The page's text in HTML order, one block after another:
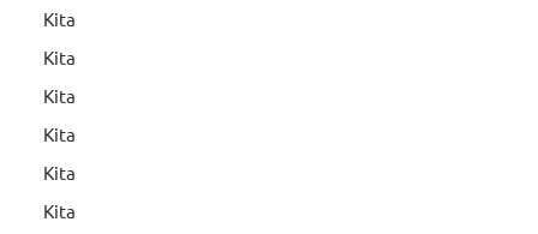
Kita
Kita
Kita
Kita
Kita
Kita